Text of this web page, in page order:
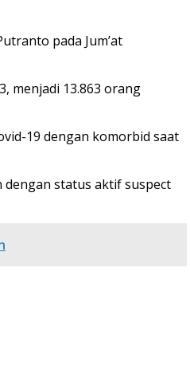
pada Jum’at
menjadi 13.863 orang
19 dengan komorbid saat
dengan status aktif suspect